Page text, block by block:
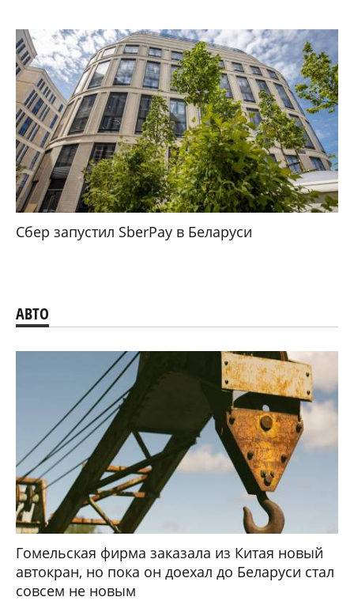
Сбер запустил SberPay в Беларуси
АВТО
Гомельская фирма заказала из Китая новый
автокран, но пока он доехал до Беларуси стал
совсем не новым